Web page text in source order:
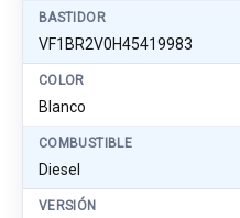
BASTIDOR
VF1BR2V0H45419983
COLOR
Blanco
COMBUSTIBLE
Diesel
VERSIÓN